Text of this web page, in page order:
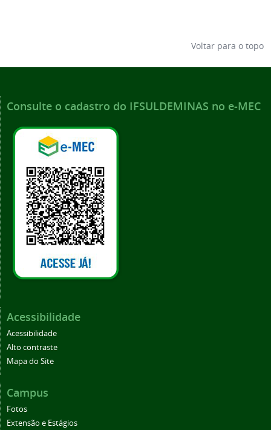
Voltar para o topo
Consulte o cadastro do IFSULDEMINAS no e-MEC
Acessibilidade
Acessibilidade
Alto contraste
Mapa do Site
Campus
Fotos
Extensão e Estágios